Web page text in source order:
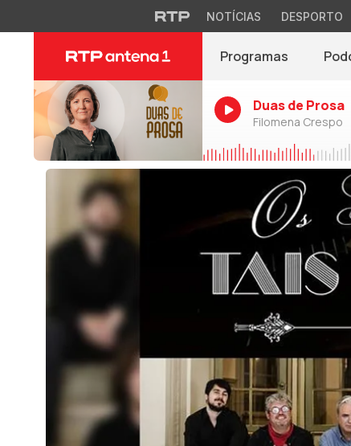
NOTÍCIAS DESPORTO
Programas
Duas de Prosa
Filomena Crespo